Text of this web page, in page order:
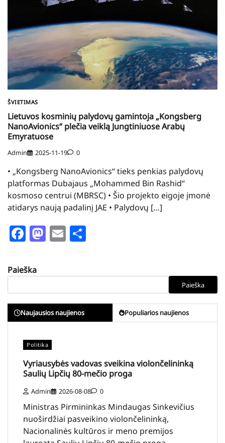
ŠVIETIMAS
Lietuvos kosminių palydovų gamintoja „Kongsberg
NanoAvionics“ plečia veiklą Jungtiniuose Arabų
Emyratuose
Admin 2025-11-19 0
• „Kongsberg NanoAvionics“ tieks penkias palydovų
platformas Dubajaus „Mohammed Bin Rashid“
kosmoso centrui (MBRSC) • Šio projekto eigoje įmonė
atidarys naują padalinį JAE • Palydovų […]
Facebook
Mastodon
Email
Paieška
Paieška
Naujausios naujienos Populiarios naujienos
Politika
Vyriausybės vadovas sveikina violončelininką
Saulių Lipčių 80-mečio proga
Admin 2026-08-08 0
Ministras Pirmininkas Mindaugas Sinkevičius
nuoširdžiai pasveikino violončelininką,
Nacionalinės kultūros ir meno premijos